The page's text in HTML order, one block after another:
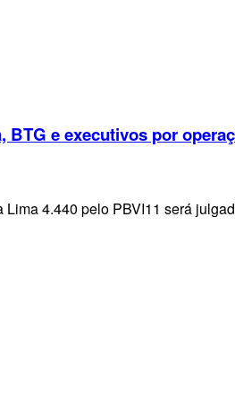
BTG e executivos por
Lima 4.440 pelo PBVI11 será